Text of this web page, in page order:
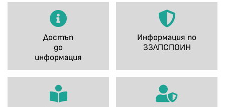
Достъп
до
информация
Информация по
ЗЗЛПСПОИН